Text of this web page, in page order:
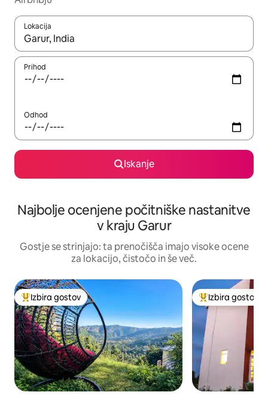
Lokacija
Ko so rezultati na voljo, krmarite s puščičnima tipkama gor in
Prihod
Odhod
Iskanje
Najbolje ocenjene počitniške nastanitve
v kraju Garur
Gostje se strinjajo: ta prenočišča imajo visoke ocene
za lokacijo, čistočo in še več.
Najbolj priljubljena prenočišča z značko »Izbira gostov«
Izbira gostov Najbolj
Izbira gostov